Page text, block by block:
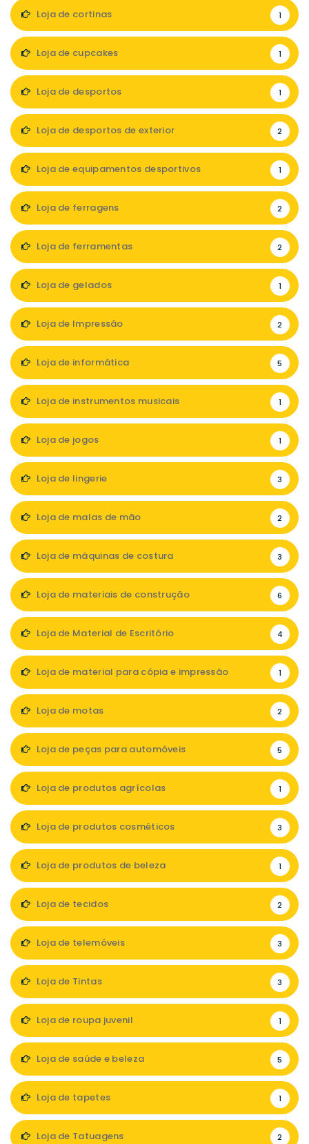
Loja de cortinas 1
Loja de cupcakes 1
Loja de desportos 1
Loja de desportos de exterior 2
Loja de equipamentos desportivos 1
Loja de ferragens 2
Loja de ferramentas 2
Loja de gelados 1
Loja de Impressão 2
Loja de informática 5
Loja de instrumentos musicais 1
Loja de jogos 1
Loja de lingerie 3
Loja de malas de mão 2
Loja de máquinas de costura 3
Loja de materiais de construção 6
Loja de Material de Escritório 4
Loja de material para cópia e impressão 1
Loja de motas 2
Loja de peças para automóveis 5
Loja de produtos agrícolas 1
Loja de produtos cosméticos 3
Loja de produtos de beleza 1
Loja de tecidos 2
Loja de telemóveis 3
Loja de Tintas 3
Loja de roupa juvenil 1
Loja de saúde e beleza 5
Loja de tapetes 1
Loja de Tatuagens 2